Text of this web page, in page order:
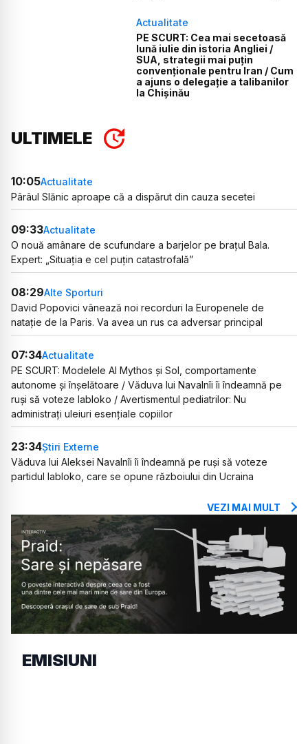
Actualitate
PE SCURT: Cea mai secetoasă
lună iulie din istoria Angliei /
SUA, strategii mai puțin
convenționale pentru Iran / Cum
a ajuns o delegație a talibanilor
la Chișinău
ULTIMELE
10:05Actualitate
Pârâul Slănic aproape că a dispărut din cauza secetei
09:33Actualitate
O nouă amânare de scufundare a barjelor pe brațul Bala.
Expert: „Situația e cel puțin catastrofală”
08:29Alte Sporturi
David Popovici vânează noi recorduri la Europenele de
natație de la Paris. Va avea un rus ca adversar principal
07:34Actualitate
PE SCURT: Modelele AI Mythos și Sol, comportamente
autonome și înșelătoare / Văduva lui Navalnîi îi îndeamnă pe
ruși să voteze Iabloko / Avertismentul pediatrilor: Nu
administrați uleiuri esențiale copiilor
23:34Știri Externe
Văduva lui Aleksei Navalnîi îi îndeamnă pe ruși să voteze
partidul Iabloko, care se opune războiului din Ucraina
VEZI MAI MULT
EMISIUNI